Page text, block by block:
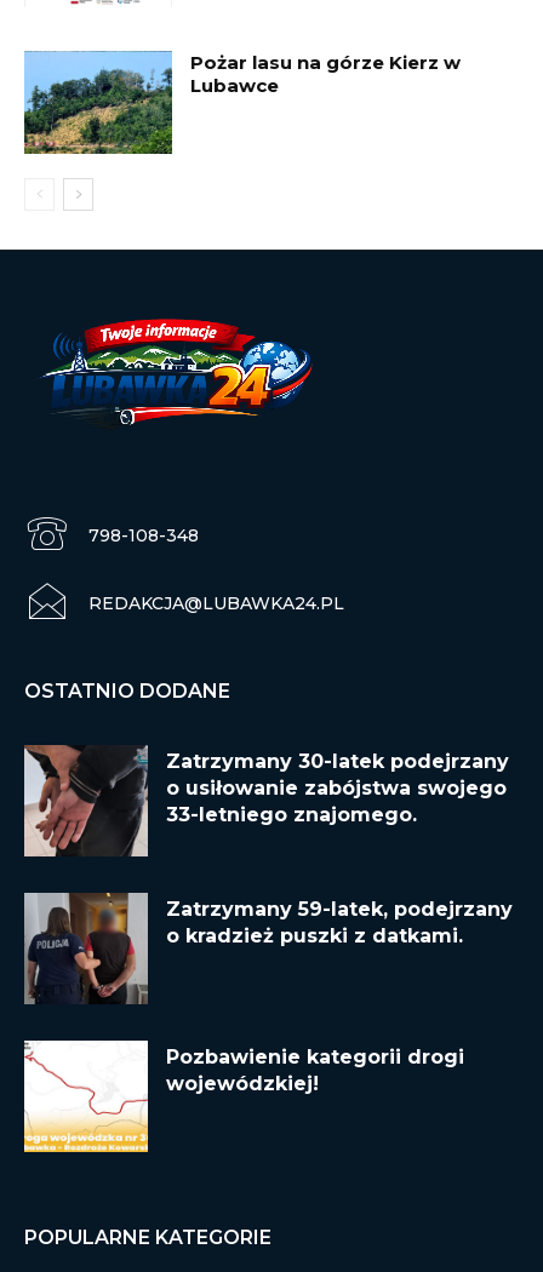
Pożar lasu na górze Kierz w
Lubawce
798-108-348
REDAKCJA@LUBAWKA24.PL
OSTATNIO DODANE
Zatrzymany 30-latek podejrzany
o usiłowanie zabójstwa swojego
33-letniego znajomego.
Zatrzymany 59-latek, podejrzany
o kradzież puszki z datkami.
Pozbawienie kategorii drogi
wojewódzkiej!
POPULARNE KATEGORIE